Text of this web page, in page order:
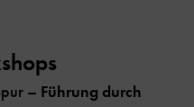
– Führung durch